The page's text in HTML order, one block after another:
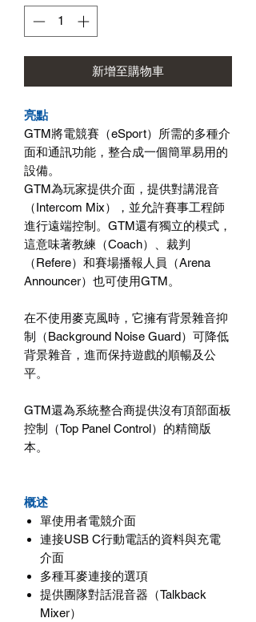
新增至購物車
亮點
GTM將電競賽（eSport）所需的多種介
面和通訊功能，整合成一個簡單易用的
設備。
GTM為玩家提供介面，提供對講混音
（Intercom Mix），並允許賽事工程師
進行遠端控制。GTM還有獨立的模式，
這意味著教練（Coach）、裁判
（Refere）和賽場播報人員（Arena
Announcer）也可使用GTM。
在不使用麥克風時，它擁有背景雜音抑
制（Background Noise Guard）可降低
背景雜音，進而保持遊戲的順暢及公
平。
GTM還為系統整合商提供沒有頂部面板
控制（Top Panel Control）的精簡版
本。
概述
單使用者電競介面
連接USB C行動電話的資料與充電
介面
多種耳麥連接的選項
提供團隊對話混音器（Talkback
Mixer）